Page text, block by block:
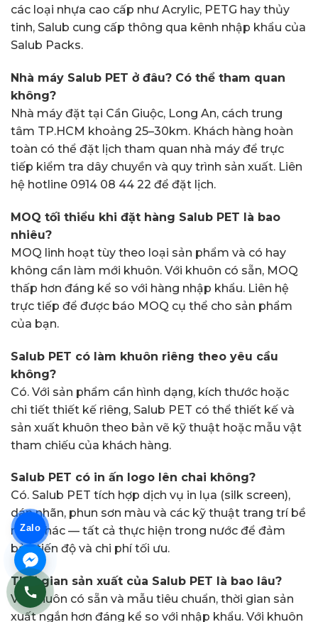
các loại nhựa cao cấp như Acrylic, PETG hay thủy
tinh, Salub cung cấp thông qua kênh nhập khẩu của
Salub Packs.
Nhà máy Salub PET ở đâu? Có thể tham quan
không?
Nhà máy đặt tại Cần Giuộc, Long An, cách trung
tâm TP.HCM khoảng 25–30km. Khách hàng hoàn
toàn có thể đặt lịch tham quan nhà máy để trực
tiếp kiểm tra dây chuyền và quy trình sản xuất. Liên
hệ hotline 0914 08 44 22 để đặt lịch.
MOQ tối thiểu khi đặt hàng Salub PET là bao
nhiêu?
MOQ linh hoạt tùy theo loại sản phẩm và có hay
không cần làm mới khuôn. Với khuôn có sẵn, MOQ
thấp hơn đáng kể so với hàng nhập khẩu. Liên hệ
trực tiếp để được báo MOQ cụ thể cho sản phẩm
của bạn.
Salub PET có làm khuôn riêng theo yêu cầu
không?
Có. Với sản phẩm cần hình dạng, kích thước hoặc
chi tiết thiết kế riêng, Salub PET có thể thiết kế và
sản xuất khuôn theo bản vẽ kỹ thuật hoặc mẫu vật
tham chiếu của khách hàng.
Salub PET có in ấn logo lên chai không?
Có. Salub PET tích hợp dịch vụ in lụa (silk screen),
dán nhãn, phun sơn màu và các kỹ thuật trang trí bề
mặt khác — tất cả thực hiện trong nước để đảm
bảo tiến độ và chi phí tối ưu.
Thời gian sản xuất của Salub PET là bao lâu?
Với khuôn có sẵn và mẫu tiêu chuẩn, thời gian sản
xuất ngắn hơn đáng kể so với nhập khẩu. Với khuôn
Zalo